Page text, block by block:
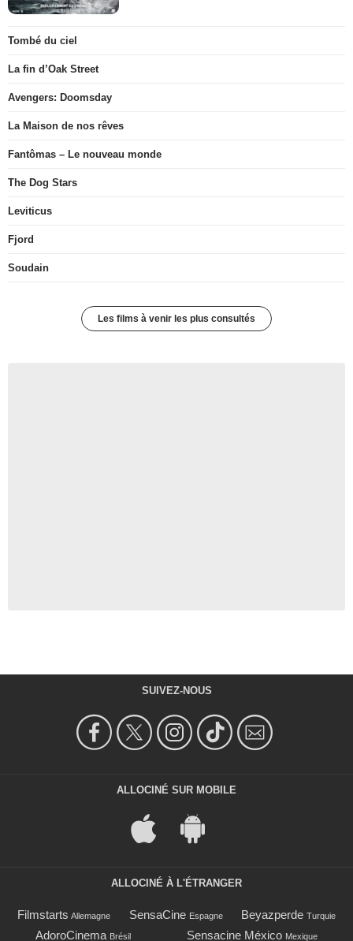
Tombé du ciel
La fin d’Oak Street
Avengers: Doomsday
La Maison de nos rêves
Fantômas – Le nouveau monde
The Dog Stars
Leviticus
Fjord
Soudain
Les films à venir les plus consultés
SUIVEZ-NOUS
ALLOCINÉ SUR MOBILE
ALLOCINÉ À L'ÉTRANGER
Filmstarts Allemagne SensaCine Espagne Beyazperde Turquie
AdoroCinema Brésil Sensacine México Mexique